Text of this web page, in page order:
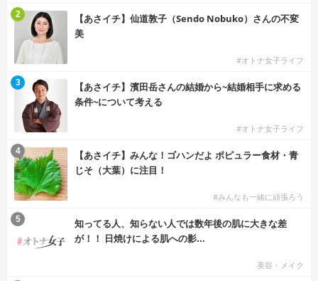
【あさイチ】仙道敦子（Sendo Nobuko）さんの不変
美
#オトナ女子ライフ
2
【あさイチ】濱田岳さんの結婚から~結婚相手に求める
条件~について考える
#オトナ女子ライフ
3
【あさイチ】みんな！ゴハンだよ ポピュラー食材・青
じそ（大葉）に注目！
#みんなも一緒に頑張ろう
4
知ってる人、知らない人では数年後の肌に大きな差
が！！ 日焼けによる肌への影...
美容・メイク
5